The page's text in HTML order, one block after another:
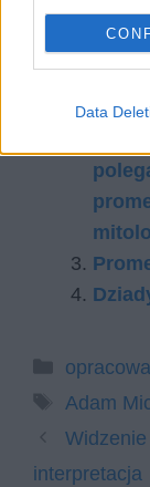
Data
Czytaj
Kategorie
Tagi
Adam
interpretacja